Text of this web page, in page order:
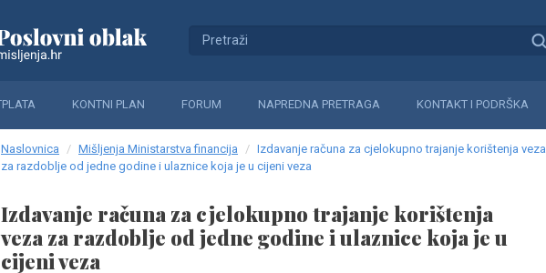
KONTNI PLAN FORUM NAPREDNA PRETRAGA KONTAKT I PODRŠKA
Naslovnica Mišljenja Ministarstva financija
Izdavanje računa za cjelokupno trajanje korištenja veza
za razdoblje od jedne godine i ulaznice koja je u cijeni veza
Izdavanje računa za cjelokupno trajanje korištenja
veza za razdoblje od jedne godine i ulaznice koja je u
cijeni veza